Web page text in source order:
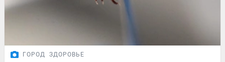
ГОРОД ЗДОРОВЬЕ